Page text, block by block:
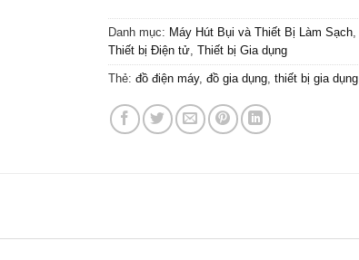
Danh mục: Máy Hút Bụi và Thiết Bị Làm Sạch,
Thiết bị Điện tử, Thiết bị Gia dụng
Thẻ: đồ điện máy, đồ gia dụng, thiết bị gia dụng